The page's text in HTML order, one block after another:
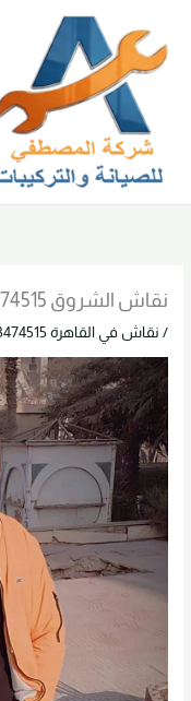
المحتوى
نقاش الشروق 01273474515
/ نقاش في القاهرة 01273474515